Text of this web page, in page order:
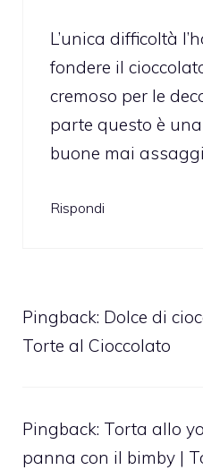
L’unica difficoltà
fondere il
cremoso per le
parte questo è
buone mai
Rispondi
Pingback: Dolce di
Torte al Cioccolato
Pingback: Torta allo
panna con il bimby |